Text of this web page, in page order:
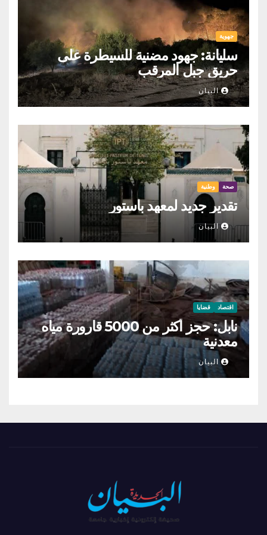
جهوية
سليانة: جهود مضنية للسيطرة على
حريق جبل المرقب
البيان
صحة وطنية
تقدير جديد لمعهد باستور
البيان
اقتصاد قضايا
نابل: حجز أكثر من 5000 قارورة مياه
معدنية
البيان